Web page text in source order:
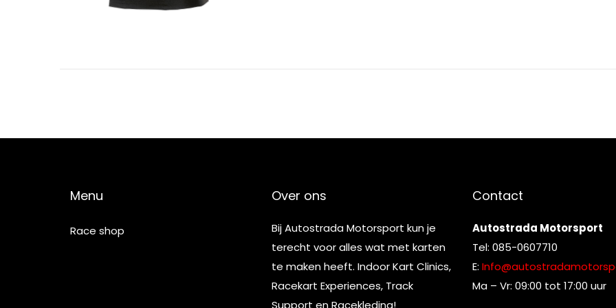
Menu
Race shop
Over ons
Bij Autostrada Motorsport kun je
terecht voor alles wat met karten
te maken heeft. Indoor Kart Clinics,
Racekart Experiences, Track
Support en Racekleding!
Contact
Autostrada Motorsport
Tel: 085-0607710
E:
Ma – Vr: 09:00 tot 17:00 uur